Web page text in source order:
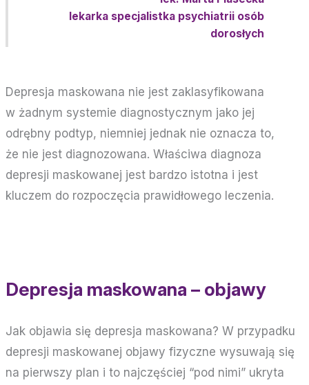
lekarka specjalistka psychiatrii osób
dorosłych
Depresja maskowana nie jest zaklasyfikowana
w żadnym systemie diagnostycznym jako jej
odrębny podtyp, niemniej jednak nie oznacza to,
że nie jest diagnozowana. Właściwa diagnoza
depresji maskowanej jest bardzo istotna i jest
kluczem do rozpoczęcia prawidłowego leczenia.
Depresja maskowana – objawy
Jak objawia się depresja maskowana? W przypadku
depresji maskowanej objawy fizyczne wysuwają się
na pierwszy plan i to najczęściej “pod nimi” ukryta